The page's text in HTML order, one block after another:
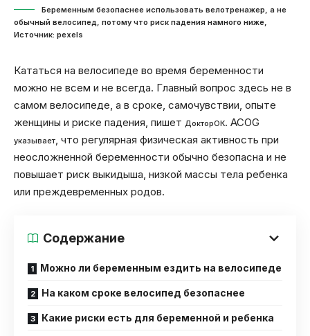
Беременным безопаснее использовать велотренажер, а не
обычный велосипед, потому что риск падения намного ниже,
Источник: pexels
Кататься на велосипеде во время беременности
можно не всем и не всегда. Главный вопрос здесь не в
самом велосипеде, а в сроке, самочувствии, опыте
женщины и риске падения, пишет ДокторОК. ACOG
указывает, что регулярная физическая активность при
неосложненной беременности обычно безопасна и не
повышает риск выкидыша, низкой массы тела ребенка
или преждевременных родов.
Содержание
Можно ли беременным ездить на велосипеде
На каком сроке велосипед безопаснее
Какие риски есть для беременной и ребенка